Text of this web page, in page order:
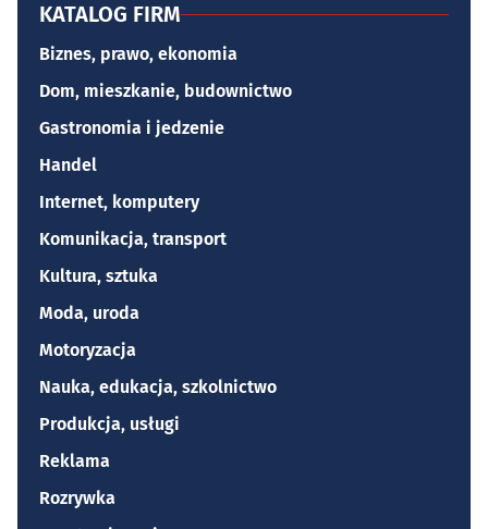
KATALOG FIRM
Biznes, prawo, ekonomia
Dom, mieszkanie, budownictwo
Gastronomia i jedzenie
Handel
Internet, komputery
Komunikacja, transport
Kultura, sztuka
Moda, uroda
Motoryzacja
Nauka, edukacja, szkolnictwo
Produkcja, usługi
Reklama
Rozrywka